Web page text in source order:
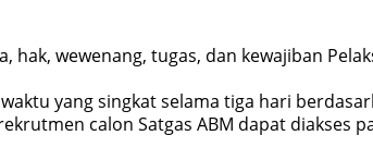
hak, wewenang, tugas, dan kewajiban
yang singkat selama tiga hari
calon Satgas ABM dapat